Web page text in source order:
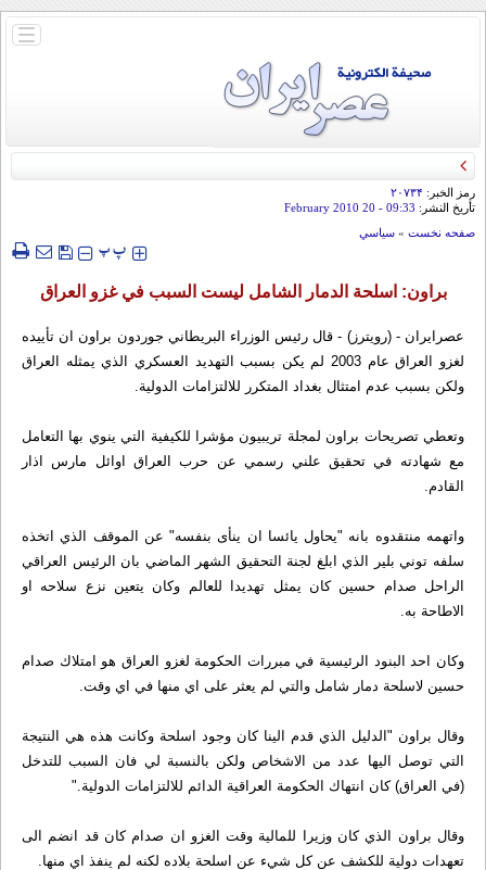
باز
رمز الخبر: ۲۰۷۳۴
تأريخ النشر: 09:33
- 20 February 2010
صفحه نخست » سياسي
‍‍‍ پپ
براون: اسلحة الدمار الشامل ليست السبب في غزو العراق
عصرایران - (رويترز) - قال رئيس الوزراء البريطاني جوردون براون ان تأييده
لغزو العراق عام 2003 لم يكن بسبب التهديد العسكري الذي يمثله العراق
ولكن بسبب عدم امتثال بغداد المتكرر للالتزامات الدولية.
وتعطي تصريحات براون لمجلة تريبيون مؤشرا للكيفية التي ينوي بها التعامل
مع شهادته في تحقيق علني رسمي عن حرب العراق اوائل مارس اذار
القادم.
واتهمه منتقدوه بانه "يحاول يائسا ان ينأى بنفسه" عن الموقف الذي اتخذه
سلفه توني بلير الذي ابلغ لجنة التحقيق الشهر الماضي بان الرئيس العراقي
الراحل صدام حسين كان يمثل تهديدا للعالم وكان يتعين نزع سلاحه او
الاطاحة به.
وكان احد البنود الرئيسية في مبررات الحكومة لغزو العراق هو امتلاك صدام
حسين لاسلحة دمار شامل والتي لم يعثر على اي منها في اي وقت.
وقال براون "الدليل الذي قدم الينا كان وجود اسلحة وكانت هذه هي النتيجة
التي توصل اليها عدد من الاشخاص ولكن بالنسبة لي فان السبب للتدخل
(في العراق) كان انتهاك الحكومة العراقية الدائم للالتزامات الدولية."
وقال براون الذي كان وزيرا للمالية وقت الغزو ان صدام كان قد انضم الى
تعهدات دولية للكشف عن كل شيء عن اسلحة بلاده لكنه لم ينفذ اي منها.